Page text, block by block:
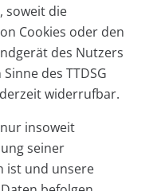
soweit die
Cookies oder den
des Nutzers
des TTDSG
widerrufbar.
insoweit
seiner
ist und unsere